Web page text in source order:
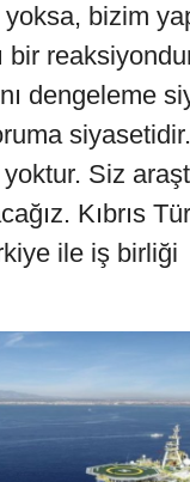
bizim
bir
dengeleme
Siz
Kıbrıs
ile iş birliği